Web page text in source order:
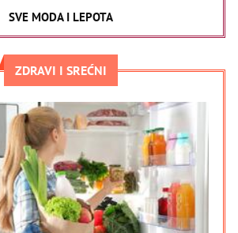
SVE MODA I LEPOTA
ZDRAVI I SREĆNI